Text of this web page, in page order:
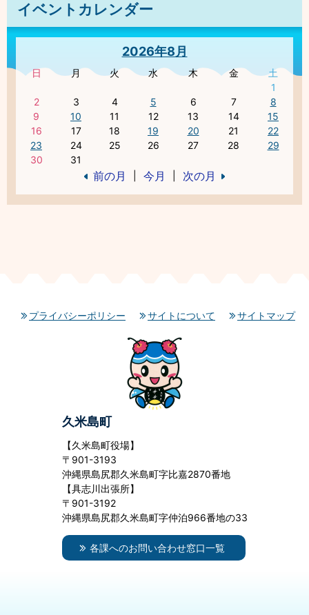
イベントカレンダー
2026年8月
日 月 火 水 木 金
土
1
2
3 4 5 6 7
8
9
10 11 12 13 14
15
16
17 18 19 20 21
22
23
24 25 26 27 28
29
30
31
前の月 今月 次の月
プライバシーポリシー サイトについて サイトマップ
久米島町
【久米島町役場】
〒901-3193
沖縄県島尻郡久米島町字比嘉2870番地
【具志川出張所】
〒901-3192
沖縄県島尻郡久米島町字仲泊966番地の33
各課へのお問い合わせ窓口一覧